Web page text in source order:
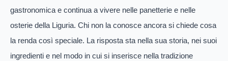
gastronomica e continua a vivere nelle panetterie e nelle
osterie della Liguria. Chi non la conosce ancora si chiede cosa
la renda così speciale. La risposta sta nella sua storia, nei suoi
ingredienti e nel modo in cui si inserisce nella tradizione